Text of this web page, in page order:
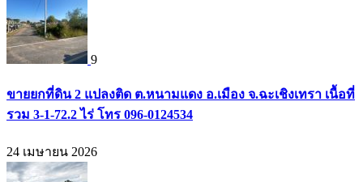
9
ขายยกที่ดิน 2 แปลงติด ต.หนามแดง อ.เมือง จ.ฉะเชิงเทรา เนื้อที่
รวม 3-1-72.2 ไร่ โทร 096-0124534
24 เมษายน 2026